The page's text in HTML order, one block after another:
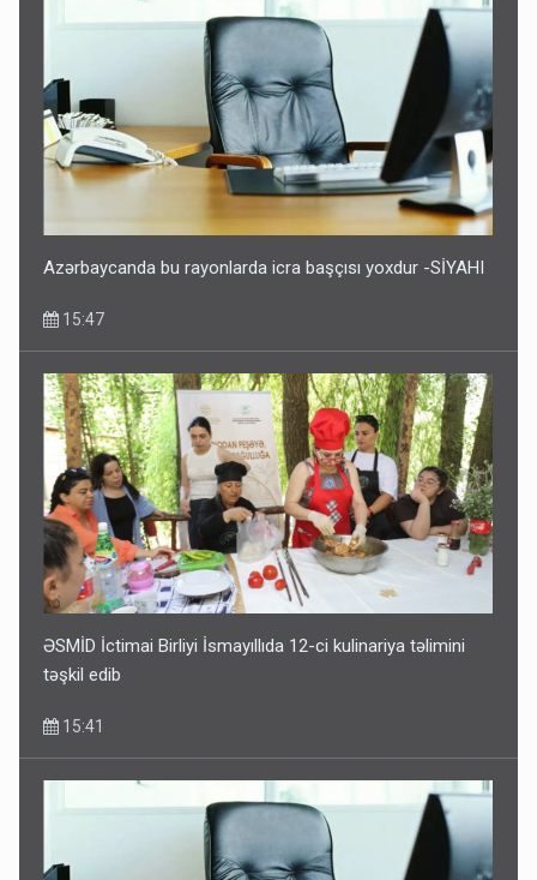
Azərbaycanda bu rayonlarda icra başçısı yoxdur -SİYAHI
15:47
ƏSMİD İctimai Birliyi İsmayıllıda 12-ci kulinariya təlimini
təşkil edib
15:41